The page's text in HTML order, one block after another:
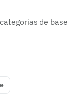
de base